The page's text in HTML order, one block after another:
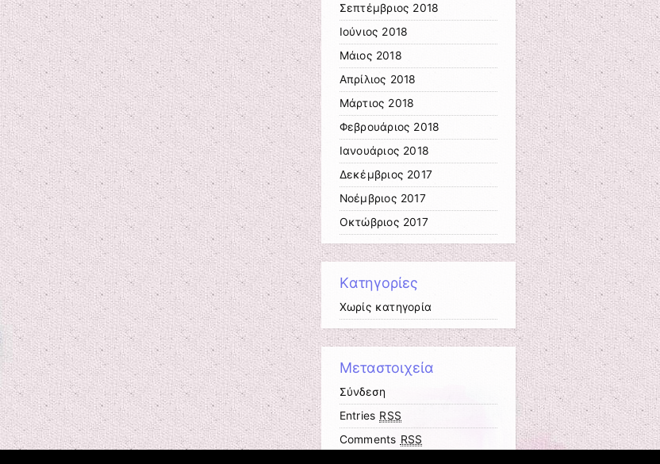
Σεπτέμβριος 2018
Ιούνιος 2018
Μάιος 2018
Απρίλιος 2018
Μάρτιος 2018
Φεβρουάριος 2018
Ιανουάριος 2018
Δεκέμβριος 2017
Νοέμβριος 2017
Οκτώβριος 2017
Kατηγορίες
Χωρίς κατηγορία
Μεταστοιχεία
Σύνδεση
Entries RSS
Comments RSS